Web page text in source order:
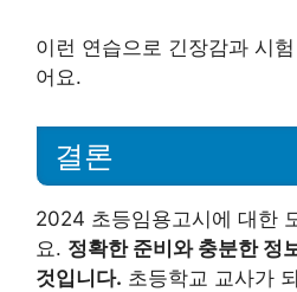
이런 연습으로 긴장감과 시
어요.
결론
2024 초등임용고시에 대한
요. 정확한 준비와 충분한 정
것입니다. 초등학교 교사가